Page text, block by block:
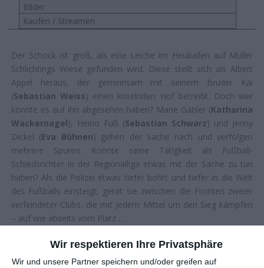
Wir respektieren Ihre Privatsphäre
Wir und unsere Partner speichern und/oder greifen auf
Bilder
Kaufen / Streamen
Der Schock ist groß, als eine Leiche im Heuballen auf Müller
Schlichtings Wiese gefunden wird. Diese stellt sich als Albert
Appel heraus, der gemeinsam mit seinem Bruder Kai
(Sebastian Weiss) einen kriselnden Hof betreibt. Doch wer
könnte es auf ihn abgesehen haben? Marie Gabler (Katharina
Wackernagel), Heino Fuß (Sebastian Schwarz) und Jenny
Dickel (Eva Bühnen) gehen der Sache nach und verfolgen
mehrere Spuren. Könnte seine Tätigkeit als Fußball-
Schiedsrichter in der Regionalliga etwas mit der Sache zu tun
haben? Als die Polizei etwas tiefer bohrt und tiefer in die Welt
des Fußballs einsteigt, gerät sie zwischen die Fronten zweier
verfeindeter Clubs, die mit jedem Mittel um den Sieg kämpfen
– auf wie abseits vom Platz …
KNIFFLIG UND KURIOS